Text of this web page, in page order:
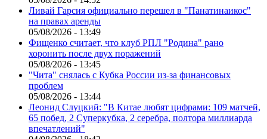
Ливай Гарсия официально перешел в "Панатинаикос"
на правах аренды
05/08/2026 - 13:49
Фищенко считает, что клуб РПЛ "Родина" рано
хоронить после двух поражений
05/08/2026 - 13:45
"Чита" снялась с Кубка России из-за финансовых
проблем
05/08/2026 - 13:44
Леонид Слуцкий: "В Китае любят цифрами: 109 матчей,
65 побед, 2 Суперкубка, 2 серебра, полтора миллиарда
впечатлений"